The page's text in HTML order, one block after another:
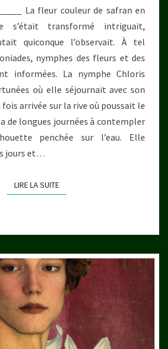
La fleur couleur de safran en
s’était transformé intriguait,
quiconque l’observait. À tel
nymphes des fleurs et des
informées. La nymphe Chloris
où elle séjournait avec son
fois arrivée sur la rive où poussait le
de longues journées à contempler
penchée sur l’eau. Elle
jours et…
LIRE LA SUITELIRE LA SUITE